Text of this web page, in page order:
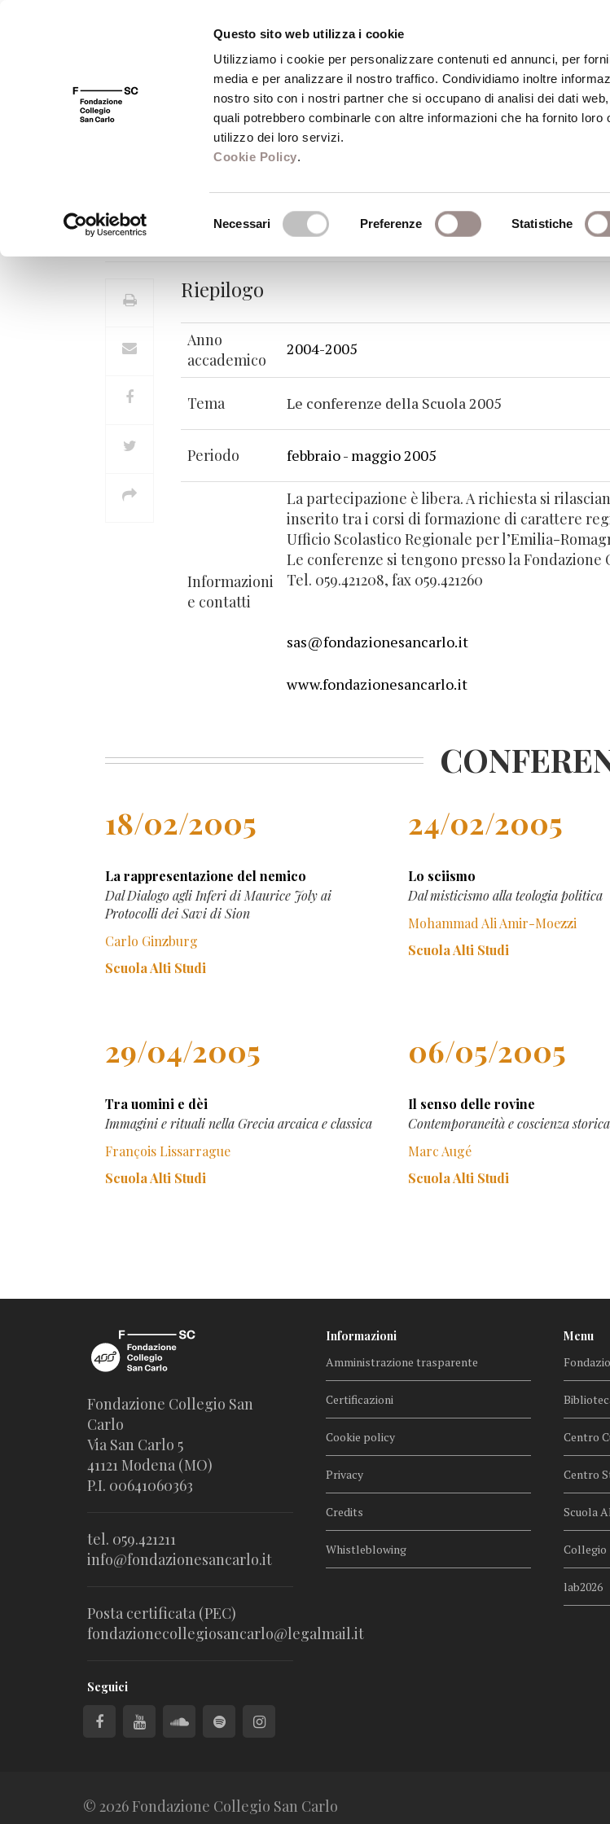
Questo sito web utilizza i cookie
Utilizziamo i cookie per personalizzare contenuti ed annunci, per
media e per analizzare il nostro traffico. Condividiamo inoltre
nostro sito con i nostri partner che si occupano di analisi dei dati
quali potrebbero combinarle con altre informazioni che ha fornito loro
utilizzo dei loro servizi.
Cookie Policy.
Necessari Preferenze Statistiche
FSC 400 Fondazione Biblioteca Centro Culturale
Le conferenze della Scuola 2005
Ciclo di lezioni febbraio - maggio 2005
Riepilogo
Anno
accademico
2004-2005
Tema Le conferenze della Scuola 2005
Periodo febbraio - maggio 2005
Informazioni
e contatti
La partecipazione è libera. A richiesta si
inserito tra i corsi di formazione di carattere
Ufficio Scolastico Regionale per l’Emilia-
Le conferenze si tengono presso la Fondazione
Tel. 059.421208, fax 059.421260
sas@fondazionesancarlo.it
www.fondazionesancarlo.it
18/02/2005
La rappresentazione del nemico
Dal Dialogo agli Inferi di Maurice Joly ai
Protocolli dei Savi di Sion
Carlo Ginzburg
Scuola Alti Studi
24/02/2005
Lo sciismo
Dal misticismo alla teologia politica
Mohammad Ali Amir-Moezzi
Scuola Alti Studi
29/04/2005
Tra uomini e dèi
Immagini e rituali nella Grecia arcaica e classica
François Lissarrague
Scuola Alti Studi
06/05/2005
Il senso delle rovine
Contemporaneità e coscienza storica
Marc Augé
Scuola Alti Studi
Fondazione Collegio San
Carlo
Via San Carlo 5
41121 Modena (MO)
P.I. 00641060363
tel. 059.421211
info@fondazionesancarlo.it
Posta certificata (PEC)
fondazionecollegiosancarlo@legalmail.it
Seguici
Informazioni
Amministrazione trasparente
Certificazioni
Cookie policy
Privacy
Credits
Whistleblowing
Menu
Centro
Centro
Scuola
Collegio
lab2026
© 2026 Fondazione Collegio San Carlo